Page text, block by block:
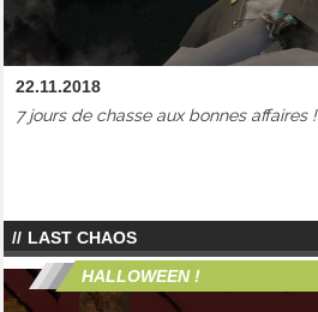
22.11.2018
7 jours de chasse aux bonnes affaires !
LAST CHAOS
HALLOWEEN !